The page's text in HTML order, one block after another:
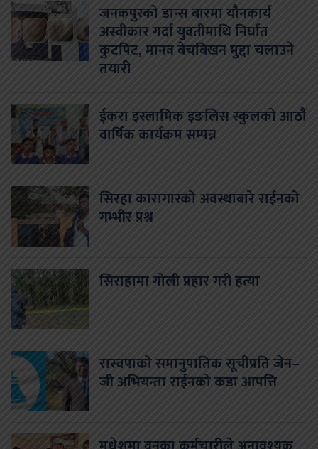
जनकपुरको डान्स बारमा यौनकार्य
अस्वीकार गर्दा युवतीमाथि निर्घात
कुटपिट, मानव बेचबिखन मुद्दा चलाउने
तयारी
ईकरा इस्लामिक इङलिस स्कुलको आठौं
वार्षिक कार्यक्रम सम्पन्न
सिरहा कारागारको अवस्थाबारे राईनको
गम्भीर प्रश्न
सिराहामा गोली प्रहार गरी हत्या
रास्वपाको समानुपातिक सूचीप्रति जेन–
जी अभियन्ता राईनको कडा आपत्ति